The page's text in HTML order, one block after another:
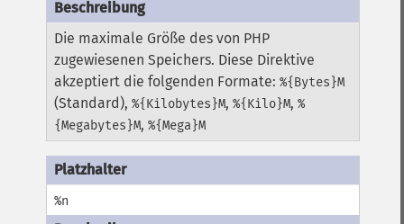
Die maximale Größe des von PHP
zugewiesenen Speichers. Diese Direktive
akzeptiert die folgenden Formate:%{Bytes}M
(Standard),%{Kilobytes}M,%{Kilo}M,%
{Megabytes}M,%{Mega}M
%n